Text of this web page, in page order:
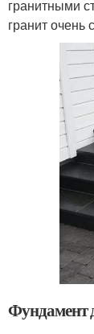
гранитными
гранит очень
Фундамент